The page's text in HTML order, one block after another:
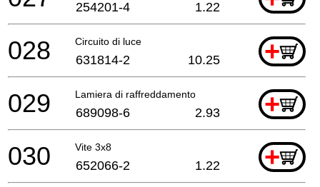
254201-4 1.22
Circuito di luce +
028 631814-2 10.25
Lamiera di raffreddamento +
029 689098-6 2.93
Vite 3x8 +
030 652066-2 1.22